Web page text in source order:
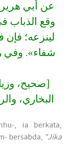
عن أبي
وقع الذباب
لينزعه؛ فإن
شفاء». وفي
[صحيح،
البخاري،
, ia berkata,
bersabda, "Jika